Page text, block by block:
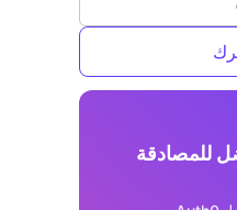
للمصادقة